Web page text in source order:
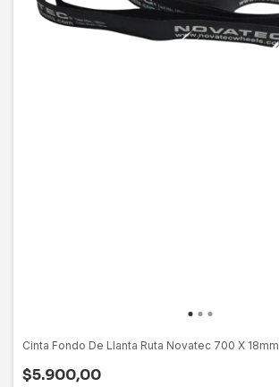
Cinta Fondo De Llanta Ruta Novatec 700 X 18mm
$5.900,00